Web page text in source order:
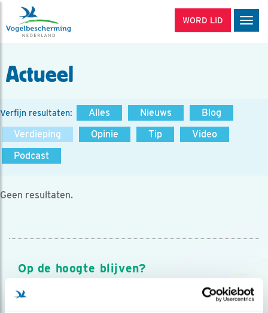
WORD LID
Actueel
Verfijn resultaten: Alles Nieuws
Blog
Verdieping
Opinie Tip
Video
Podcast
Geen resultaten.
Op de hoogte blijven?
Meld je aan en ontvang nieuws, inspiratie, acties en tips
over vogels en activiteiten van Vogelbescherming.